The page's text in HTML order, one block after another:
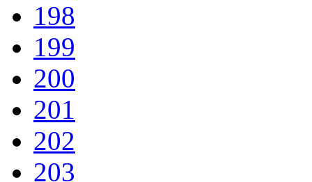
198
199
200
201
202
203